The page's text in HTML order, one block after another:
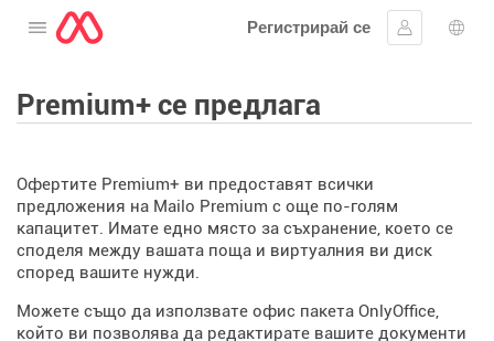
Отворете менюто
Регистрирай се
Впиши се
Premium+ се предлага
Офертите Premium+ ви предоставят всички
предложения на Mailo Premium с още по-голям
капацитет. Имате едно място за съхранение, което се
споделя между вашата поща и виртуалния ви диск
според вашите нужди.
Можете също да използвате офис пакета OnlyOffice,
който ви позволява да редактирате вашите документи